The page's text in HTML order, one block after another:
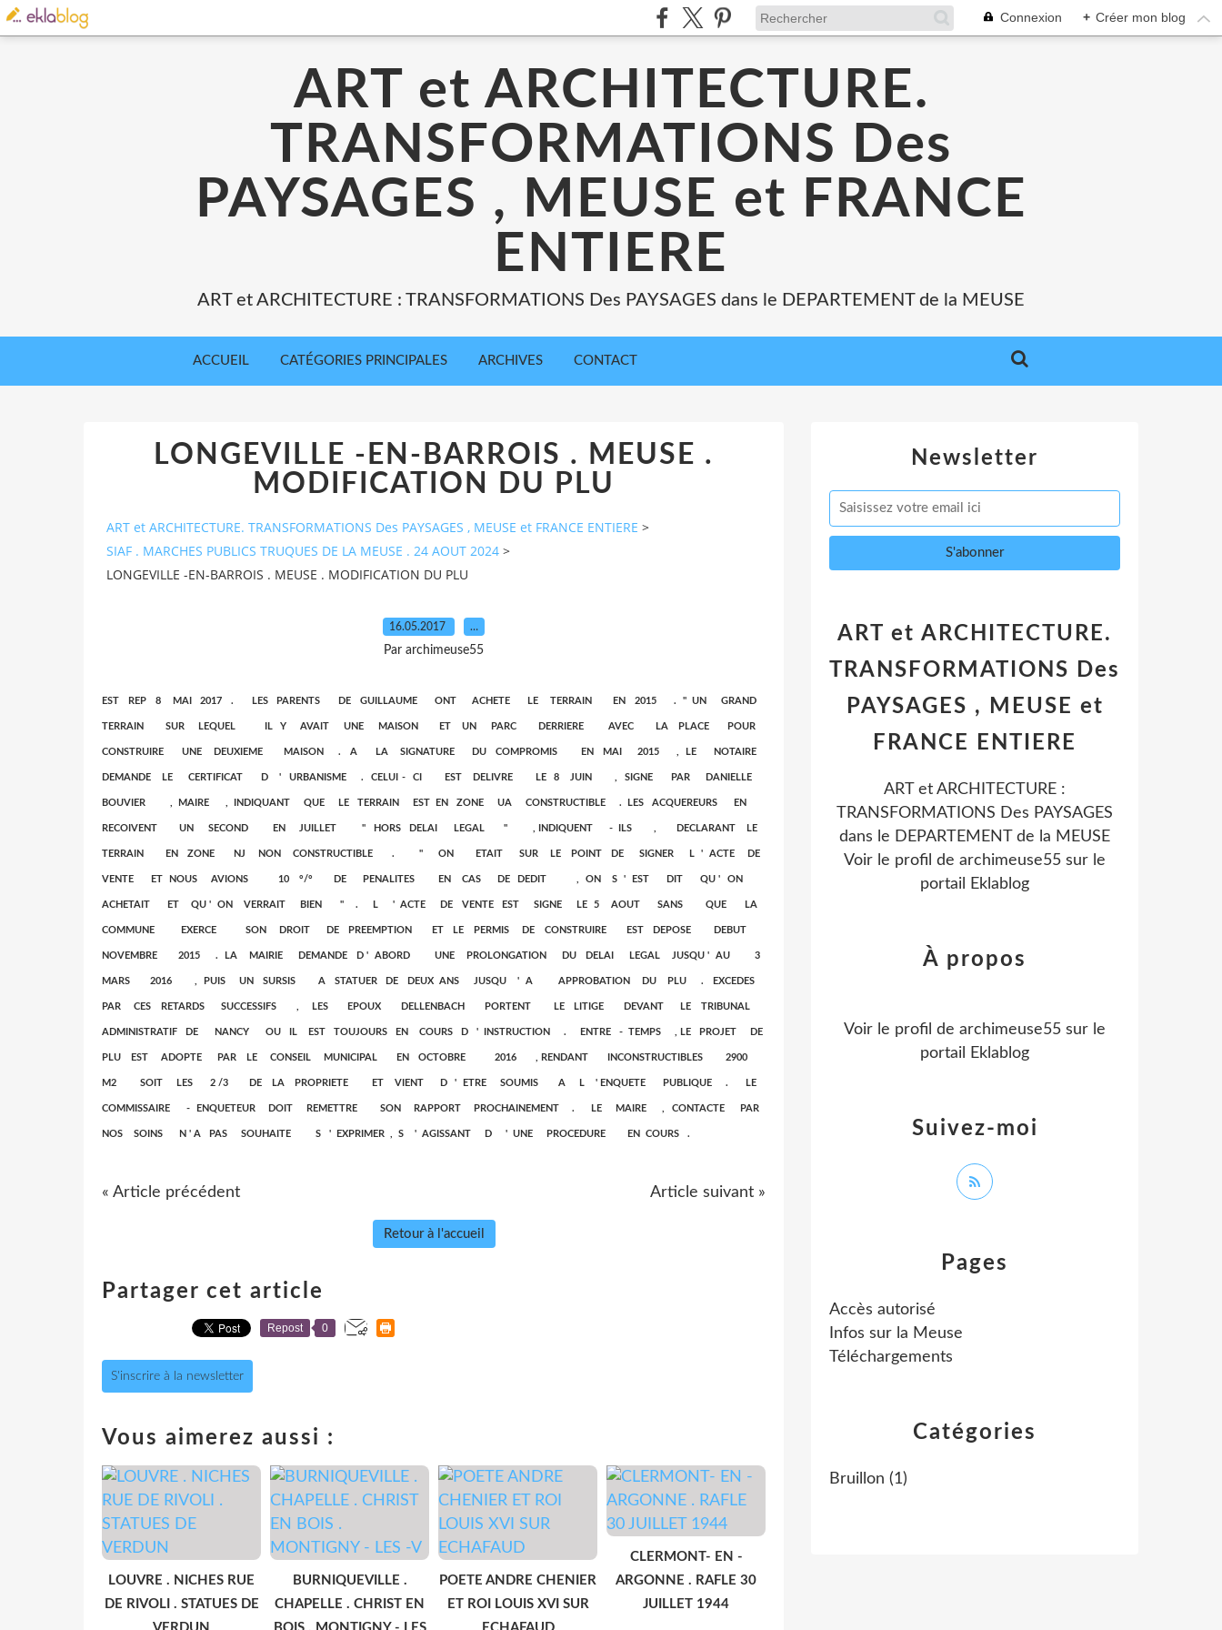
Connexion + Créer mon blog
ART et ARCHITECTURE.
TRANSFORMATIONS Des
PAYSAGES , MEUSE et FRANCE
ENTIERE
ART et ARCHITECTURE : TRANSFORMATIONS Des PAYSAGES dans le DEPARTEMENT de la MEUSE
ACCUEIL CATÉGORIES PRINCIPALES ARCHIVES CONTACT
LONGEVILLE -EN-BARROIS . MEUSE .
MODIFICATION DU PLU
ART et ARCHITECTURE. TRANSFORMATIONS Des PAYSAGES , MEUSE et FRANCE ENTIERE >
SIAF . MARCHES PUBLICS TRUQUES DE LA MEUSE . 24 AOUT 2024 >
LONGEVILLE -EN-BARROIS . MEUSE . MODIFICATION DU PLU
16.05.2017 …
Par archimeuse55
EST REP 8 MAI 2017 . LES PARENTS DE GUILLAUME ONT ACHETE LE TERRAIN EN 2015 . " UN GRAND
TERRAIN SUR LEQUEL IL Y AVAIT UNE MAISON ET UN PARC DERRIERE AVEC LA PLACE POUR
CONSTRUIRE UNE DEUXIEME MAISON . A LA SIGNATURE DU COMPROMIS EN MAI 2015 , LE NOTAIRE
DEMANDE LE CERTIFICAT D ' URBANISME . CELUI - CI EST DELIVRE LE 8 JUIN , SIGNE PAR DANIELLE
BOUVIER , MAIRE , INDIQUANT QUE LE TERRAIN EST EN ZONE UA CONSTRUCTIBLE . LES ACQUEREURS EN
RECOIVENT UN SECOND EN JUILLET " HORS DELAI LEGAL " , INDIQUENT - ILS , DECLARANT LE
TERRAIN EN ZONE NJ NON CONSTRUCTIBLE . " ON ETAIT SUR LE POINT DE SIGNER L ' ACTE DE
VENTE ET NOUS AVIONS 10 °/° DE PENALITES EN CAS DE DEDIT , ON S ' EST DIT QU ' ON
ACHETAIT ET QU ' ON VERRAIT BIEN " . L ' ACTE DE VENTE EST SIGNE LE 5 AOUT SANS QUE LA
COMMUNE EXERCE SON DROIT DE PREEMPTION ET LE PERMIS DE CONSTRUIRE EST DEPOSE DEBUT
NOVEMBRE 2015 . LA MAIRIE DEMANDE D ' ABORD UNE PROLONGATION DU DELAI LEGAL JUSQU ' AU 3
MARS 2016 , PUIS UN SURSIS A STATUER DE DEUX ANS JUSQU ' A APPROBATION DU PLU . EXCEDES
PAR CES RETARDS SUCCESSIFS , LES EPOUX DELLENBACH PORTENT LE LITIGE DEVANT LE TRIBUNAL
ADMINISTRATIF DE NANCY OU IL EST TOUJOURS EN COURS D ' INSTRUCTION . ENTRE - TEMPS , LE PROJET DE
PLU EST ADOPTE PAR LE CONSEIL MUNICIPAL EN OCTOBRE 2016 , RENDANT INCONSTRUCTIBLES 2900
M2 SOIT LES 2 /3 DE LA PROPRIETE ET VIENT D ' ETRE SOUMIS A L ' ENQUETE PUBLIQUE . LE
COMMISSAIRE - ENQUETEUR DOIT REMETTRE SON RAPPORT PROCHAINEMENT . LE MAIRE , CONTACTE PAR
NOS SOINS N ' A PAS SOUHAITE S ' EXPRIMER , S ' AGISSANT D ' UNE PROCEDURE EN COURS .
« Article précédent Article suivant »
Retour à l'accueil
Partager cet article
Repost 0
S'inscrire à la newsletter
Vous aimerez aussi :
LOUVRE . NICHES RUE
DE RIVOLI . STATUES DE
BURNIQUEVILLE .
CHAPELLE . CHRIST EN
POETE ANDRE CHENIER
ET ROI LOUIS XVI SUR
CLERMONT- EN -
ARGONNE . RAFLE 30
JUILLET 1944
Newsletter
Catégories
Bruillon (1)
Pages
Accès autorisé
Infos sur la Meuse
Téléchargements
ART et ARCHITECTURE.
TRANSFORMATIONS Des
PAYSAGES , MEUSE et
FRANCE ENTIERE
ART et ARCHITECTURE :
TRANSFORMATIONS Des PAYSAGES
dans le DEPARTEMENT de la MEUSE
Voir le profil de archimeuse55 sur le
portail Eklablog
Suivez-moi
À propos
Voir le profil de archimeuse55 sur le
portail Eklablog